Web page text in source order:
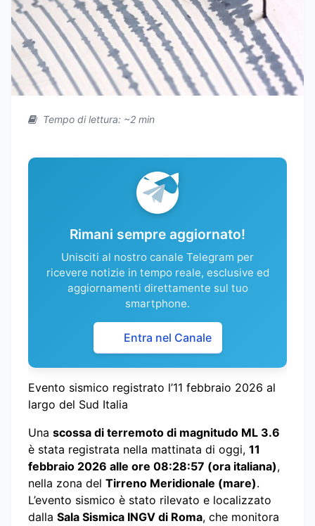
Tempo di lettura: ~2 min
Rimani sempre aggiornato!
Unisciti al nostro canale Telegram per
ricevere notizie in tempo reale, esclusive ed
aggiornamenti direttamente sul tuo
smartphone.
Entra nel Canale
Evento sismico registrato l’11 febbraio 2026 al
largo del Sud Italia
Una scossa di terremoto di magnitudo ML 3.6
è stata registrata nella mattinata di oggi, 11
febbraio 2026 alle ore 08:28:57 (ora italiana),
nella zona del Tirreno Meridionale (mare).
L’evento sismico è stato rilevato e localizzato
dalla Sala Sismica INGV di Roma, che monitora